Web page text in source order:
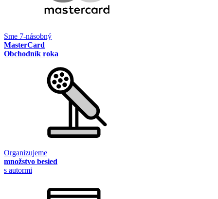
Sme 7-násobný
MasterCard
Obchodník roka
Organizujeme
množstvo besied
s autormi